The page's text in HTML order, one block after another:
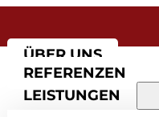
ÜBER UNS
REFERENZEN
LEISTUNGEN